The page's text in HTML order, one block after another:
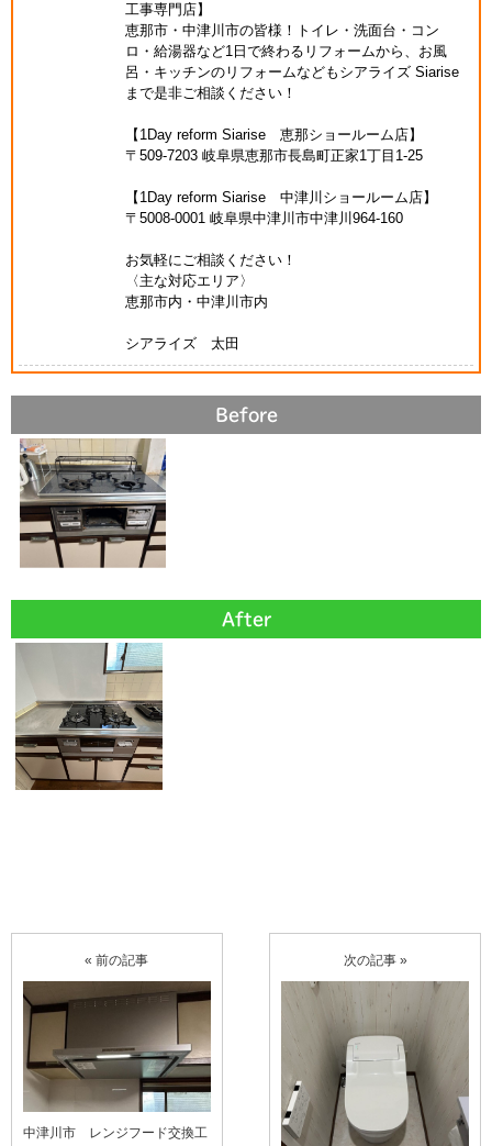
工事専門店】
恵那市・中津川市の皆様！トイレ・洗面台・コン
ロ・給湯器など1日で終わるリフォームから、お風
呂・キッチンのリフォームなどもシアライズ Siarise
まで是非ご相談ください！
【1Day reform Siarise 恵那ショールーム店】
〒509-7203 岐阜県恵那市長島町正家1丁目1-25
【1Day reform Siarise 中津川ショールーム店】
〒5008-0001 岐阜県中津川市中津川964-160
お気軽にご相談ください！
〈主な対応エリア〉
恵那市内・中津川市内
シアライズ 太田
Before
After
« 前の記事
中津川市 レンジフード交換工
次の記事 »